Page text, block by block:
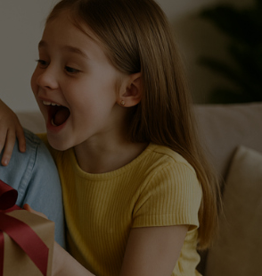
dir Schritt für Schritt etwas
Kamera-Präsenz oder
Mama Business
ein